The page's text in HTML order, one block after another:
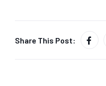
Share This Post: